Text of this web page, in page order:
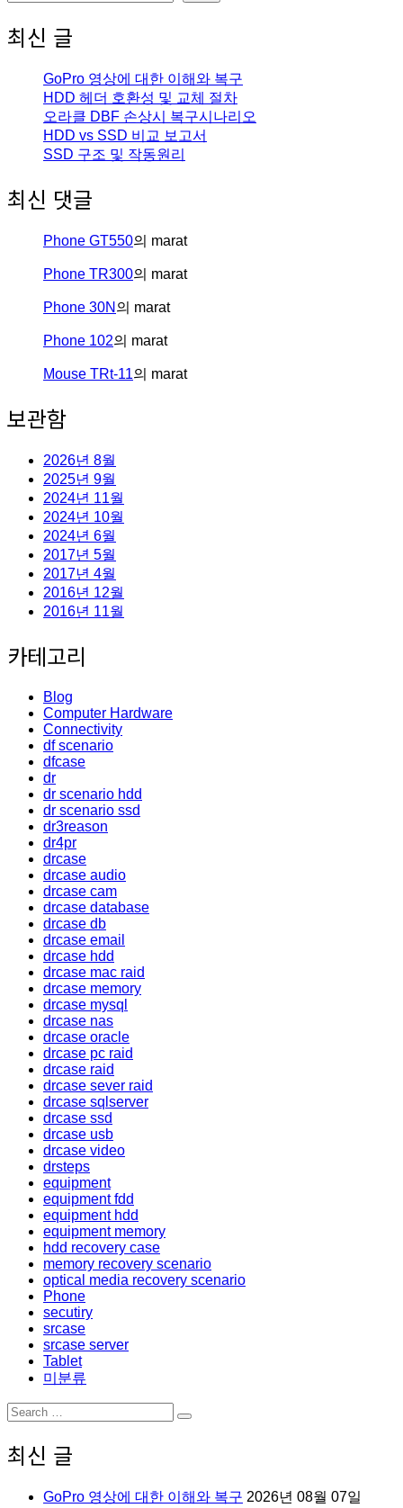
최신 글
GoPro 영상에 대한 이해와 복구
HDD 헤더 호환성 및 교체 절차
오라클 DBF 손상시 복구시나리오
HDD vs SSD 비교 보고서
SSD 구조 및 작동원리
최신 댓글
Phone GT550의 marat
Phone TR300의 marat
Phone 30N 의 marat
Phone 102의 marat
Mouse TRt-11의 marat
보관함
2026년 8월
2025년 9월
2024년 11월
2024년 10월
2024년 6월
2017년 5월
2017년 4월
2016년 12월
2016년 11월
카테고리
Blog
Computer Hardware
Connectivity
df scenario
dfcase
dr
dr scenario hdd
dr scenario ssd
dr3reason
dr4pr
drcase
drcase audio
drcase cam
drcase database
drcase db
drcase email
drcase hdd
drcase mac raid
drcase memory
drcase mysql
drcase nas
drcase oracle
drcase pc raid
drcase raid
drcase sever raid
drcase sqlserver
drcase ssd
drcase usb
drcase video
drsteps
equipment
equipment fdd
equipment hdd
equipment memory
hdd recovery case
memory recovery scenario
optical media recovery scenario
Phone
secutiry
srcase
srcase server
Tablet
미분류
Search
for:
Search
최신 글
GoPro 영상에 대한 이해와 복구 2026년 08월 07일